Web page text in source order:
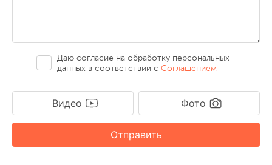
Даю согласие на обработку персональных
данных в соответствии сСоглашением
Видео Фото
Отправить